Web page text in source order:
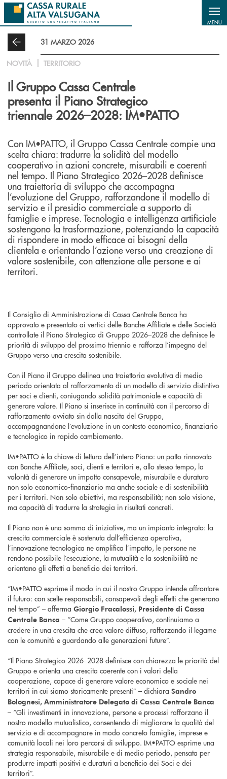
Salta al contenuto principale
MENU
31 MARZO 2026
NOVITÀ TERRITORIO
Il Gruppo Cassa Centrale
presenta il Piano Strategico
triennale 2026–2028: IM•PATTO
Con IM•PATTO, il Gruppo Cassa Centrale compie una
scelta chiara: tradurre la solidità del modello
cooperativo in azioni concrete, misurabili e coerenti
nel tempo. Il Piano Strategico 2026–2028 definisce
una traiettoria di sviluppo che accompagna
l’evoluzione del Gruppo, rafforzandone il modello di
servizio e il presidio commerciale a supporto di
famiglie e imprese. Tecnologia e intelligenza artificiale
sostengono la trasformazione, potenziando la capacità
di rispondere in modo efficace ai bisogni della
clientela e orientando l’azione verso una creazione di
valore sostenibile, con attenzione alle persone e ai
territori.
Il Consiglio di Amministrazione di Cassa Centrale Banca ha
approvato e presentato ai vertici delle Banche Affiliate e delle Società
controllate il Piano Strategico di Gruppo 2026–2028 che definisce le
priorità di sviluppo del prossimo triennio e rafforza l’impegno del
Gruppo verso una crescita sostenibile.
Con il Piano il Gruppo delinea una traiettoria evolutiva di medio
periodo orientata al rafforzamento di un modello di servizio distintivo
per soci e clienti, coniugando solidità patrimoniale e capacità di
generare valore. Il Piano si inserisce in continuità con il percorso di
rafforzamento avviato sin dalla nascita del Gruppo,
accompagnandone l’evoluzione in un contesto economico, finanziario
e tecnologico in rapido cambiamento.
IM•PATTO è la chiave di lettura dell’intero Piano: un patto rinnovato
con Banche Affiliate, soci, clienti e territori e, allo stesso tempo, la
volontà di generare un impatto consapevole, misurabile e duraturo
non solo economico-finanziario ma anche sociale e di sostenibilità
per i territori. Non solo obiettivi, ma responsabilità; non solo visione,
ma capacità di tradurre la strategia in risultati concreti.
Il Piano non è una somma di iniziative, ma un impianto integrato: la
crescita commerciale è sostenuta dall’efficienza operativa,
l’innovazione tecnologica ne amplifica l’impatto, le persone ne
rendono possibile l’esecuzione, la mutualità e la sostenibilità ne
orientano gli effetti a beneficio dei territori.
“IM•PATTO esprime il modo in cui il nostro Gruppo intende affrontare
il futuro: con scelte responsabili, consapevoli degli effetti che generano
nel tempo” – afferma Giorgio Fracalossi, Presidente di Cassa
Centrale Banca – “Come Gruppo cooperativo, continuiamo a
credere in una crescita che crea valore diffuso, rafforzando il legame
con le comunità e guardando alle generazioni future”.
“Il Piano Strategico 2026–2028 definisce con chiarezza le priorità del
Gruppo e orienta una crescita coerente con i valori della
cooperazione, capace di generare valore economico e sociale nei
territori in cui siamo storicamente presenti” – dichiara Sandro
Bolognesi, Amministratore Delegato di Cassa Centrale Banca
– “Gli investimenti in innovazione, persone e processi rafforzano il
nostro modello mutualistico, consentendo di migliorare la qualità del
servizio e di accompagnare in modo concreto famiglie, imprese e
comunità locali nei loro percorsi di sviluppo. IM•PATTO esprime una
strategia responsabile, misurabile e di medio periodo, pensata per
produrre impatti positivi e duraturi a beneficio dei Soci e dei
territori”.